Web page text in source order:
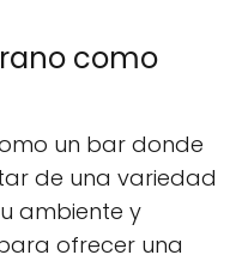
como
un bar donde
de una variedad
ambiente y
ofrecer una